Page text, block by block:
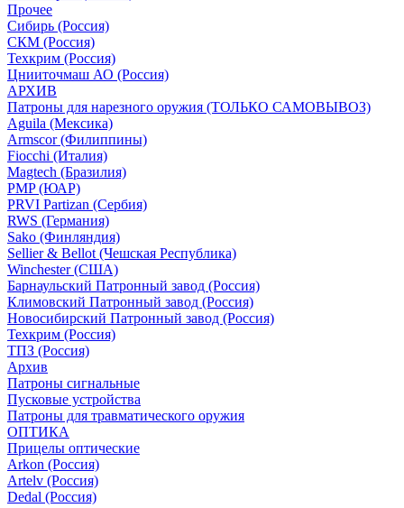
Прочее
Сибирь (Россия)
СКМ (Россия)
Техкрим (Россия)
Цнииточмаш АО (Россия)
АРХИВ
Патроны для нарезного оружия (ТОЛЬКО САМОВЫВОЗ)
Aguila (Мексика)
Armscor (Филиппины)
Fiocchi (Италия)
Magtech (Бразилия)
PMP (ЮАР)
PRVI Partizan (Сербия)
RWS (Германия)
Sako (Финляндия)
Sellier & Bellot (Чешская Республика)
Winchester (США)
Барнаульский Патронный завод (Россия)
Климовский Патронный завод (Россия)
Новосибирский Патронный завод (Россия)
Техкрим (Россия)
ТПЗ (Россия)
Архив
Патроны сигнальные
Пусковые устройства
Патроны для травматического оружия
ОПТИКА
Прицелы оптические
Arkon (Россия)
Artelv (Россия)
Dedal (Россия)